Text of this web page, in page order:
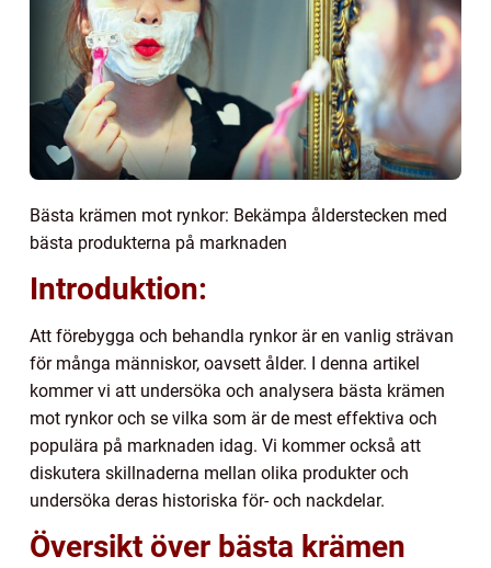
Bästa krämen mot rynkor: Bekämpa ålderstecken med
bästa produkterna på marknaden
Introduktion:
Att förebygga och behandla rynkor är en vanlig strävan
för många människor, oavsett ålder. I denna artikel
kommer vi att undersöka och analysera bästa krämen
mot rynkor och se vilka som är de mest effektiva och
populära på marknaden idag. Vi kommer också att
diskutera skillnaderna mellan olika produkter och
undersöka deras historiska för- och nackdelar.
Översikt över bästa krämen